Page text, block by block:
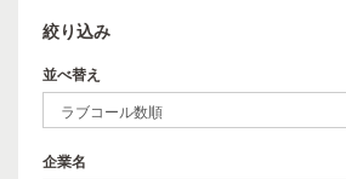
絞り込み
並べ替え
企業名